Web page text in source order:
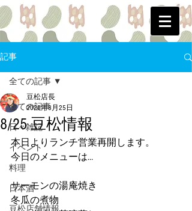
記事
全ての記事
日々雑記
イベント
料理
日本酒
全ての記事
8/25 豆松情報
豆松店長
2020年8月25日
本日よりランチ営業再開します。
今日のメニューは…
サーモンの湯庵焼き
冬瓜の煮物